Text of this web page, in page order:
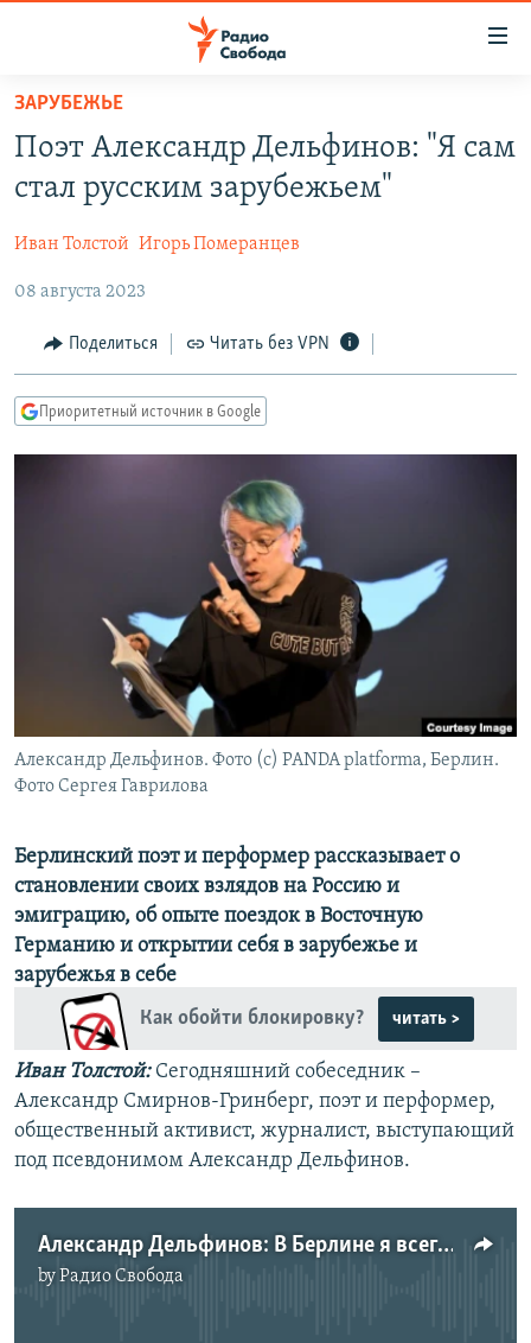
упрощенного
доступа
основному
Вернутся
главной
навигации
Вернутся
АВТОРСКИЕ ПРОЕКТЫ
ЦИТАТЫ СВОБОДЫ
МНЕНИЯ
КУЛЬТУРА
IDEL.РЕАЛИИ
КАВКАЗ.РЕАЛИИ
РАСПИСАНИЕ ВЕЩАНИЯ
ПОДПИШИТЕСЬ НА РАССЫЛКУ
СОЦИАЛЬНЫЕ СЕТИ
ЗАРУБЕЖЬЕ
Поэт Александр Дельфинов: "Я сам
стал русским зарубежьем"
Иван Толстой Игорь Померанцев
08 августа 2023
Поделиться Читать без VPN
Приоритетный источник в Google
Александр Дельфинов. Фото (с) PANDA platforma, Берлин.
Фото Сергея Гаврилова
Берлинский поэт и перформер рассказывает о
становлении своих взлядов на Россию и
эмиграцию, об опыте поездок в Восточную
Германию и открытии себя в зарубежье и
зарубежья в себе
Как обойти блокировку?
читать >
Иван Толстой: Сегодняшний собеседник –
Александр Смирнов-Гринберг, поэт и перформер,
общественный активист, журналист, выступающий
под псевдонимом Александр Дельфинов.
Александр Дельфинов: В Берлине я всегда знаю, когда перехожу с "востока" на "запад"
byРадио Свобода
No media source currently available